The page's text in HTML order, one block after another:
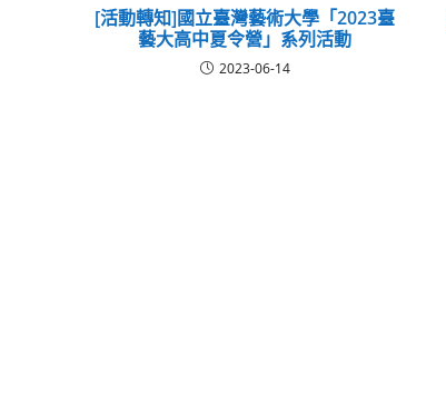
[活動轉知]國立臺灣藝術大學「2023臺
藝大高中夏令營」系列活動
2023-06-14